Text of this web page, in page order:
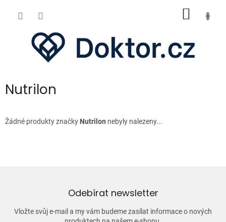
Nutrilon
Žádné produkty značky Nutrilon nebyly nalezeny...
Odebírat newsletter
Vložte svůj e-mail a my vám budeme zasílat informace o nových